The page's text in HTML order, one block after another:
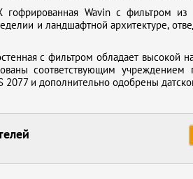
Wavin с фильтром
и ландшафтной архитектуре,
с фильтром обладает высокой
соответствующим учреждением
2077 и дополнительно одобрены